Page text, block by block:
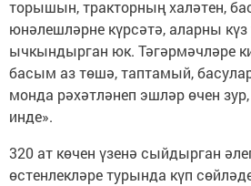
торышын, тракторның халәтен,
юнәлешләрне күрсәтә, аларны
ычкындырган юк. Тәгәрмәчләре
басым аз төшә, таптамый,
монда рәхәтләнеп эшләр өчен
инде».
320 ат көчен үзенә сыйдырган
өстенлекләре турында күп